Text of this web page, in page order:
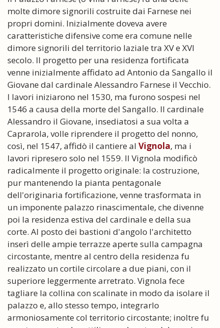
molte dimore signorili costruite dai Farnese nei
propri domini. Inizialmente doveva avere
caratteristiche difensive come era comune nelle
dimore signorili del territorio laziale tra XV e XVI
secolo. Il progetto per una residenza fortificata
venne inizialmente affidato ad Antonio da Sangallo il
Giovane dal cardinale Alessandro Farnese il Vecchio.
I lavori iniziarono nel 1530, ma furono sospesi nel
1546 a causa della morte del Sangallo. Il cardinale
Alessandro il Giovane, insediatosi a sua volta a
Caprarola, volle riprendere il progetto del nonno,
così, nel 1547, affidò il cantiere al Vignola, ma i
lavori ripresero solo nel 1559. Il Vignola modificò
radicalmente il progetto originale: la costruzione,
pur mantenendo la pianta pentagonale
dell'originaria fortificazione, venne trasformata in
un imponente palazzo rinascimentale, che divenne
poi la residenza estiva del cardinale e della sua
corte. Al posto dei bastioni d'angolo l'architetto
inserì delle ampie terrazze aperte sulla campagna
circostante, mentre al centro della residenza fu
realizzato un cortile circolare a due piani, con il
superiore leggermente arretrato. Vignola fece
tagliare la collina con scalinate in modo da isolare il
palazzo e, allo stesso tempo, integrarlo
armoniosamente col territorio circostante; inoltre fu